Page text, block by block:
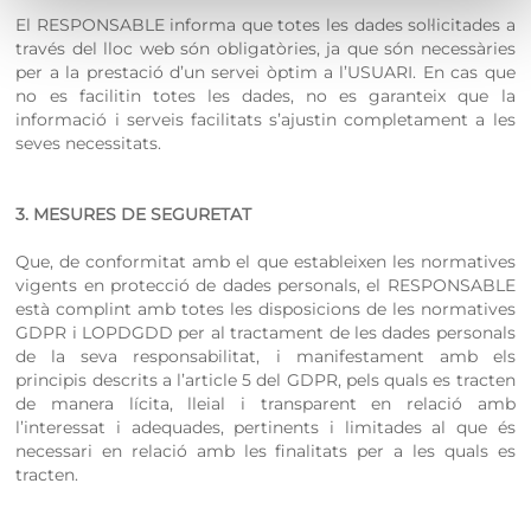
El RESPONSABLE informa que totes les dades sol·licitades a
través del lloc web són obligatòries, ja que són necessàries
per a la prestació d’un servei òptim a l’USUARI. En cas que
no es facilitin totes les dades, no es garanteix que la
informació i serveis facilitats s’ajustin completament a les
seves necessitats.
3. MESURES DE SEGURETAT
Que, de conformitat amb el que estableixen les normatives
vigents en protecció de dades personals, el RESPONSABLE
està complint amb totes les disposicions de les normatives
GDPR i LOPDGDD per al tractament de les dades personals
de la seva responsabilitat, i manifestament amb els
principis descrits a l’article 5 del GDPR, pels quals es tracten
de manera lícita, lleial i transparent en relació amb
l’interessat i adequades, pertinents i limitades al que és
necessari en relació amb les finalitats per a les quals es
tracten.